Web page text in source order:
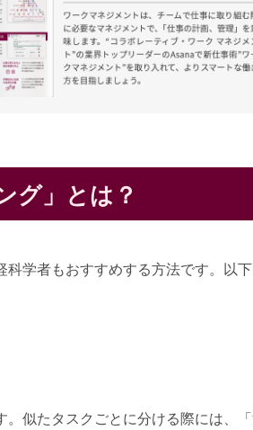
グ」とは？
学者もおすすめする方法です。以
似たタスクごとに分ける際には、